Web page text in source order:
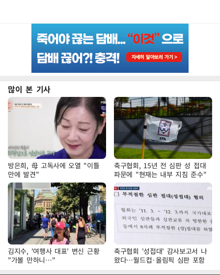
많이 본 기사
방은희, 母 고독사에 오열 "이틀
만에 발견"
축구협회, 15년 전 심판 성 접대
파문에 "현재는 내부 지침 준수"
김지수, '여행사 대표' 변신 근황
"가볼 만하니…"
축구협회 '성접대' 감사보고서 나
왔다…월드컵·올림픽 심판 포함